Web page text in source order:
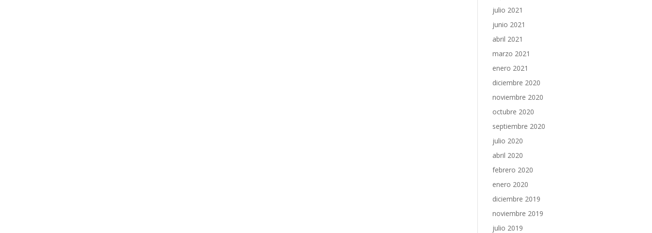
julio 2021
junio 2021
abril 2021
marzo 2021
enero 2021
diciembre 2020
noviembre 2020
octubre 2020
septiembre 2020
julio 2020
abril 2020
febrero 2020
enero 2020
diciembre 2019
noviembre 2019
julio 2019